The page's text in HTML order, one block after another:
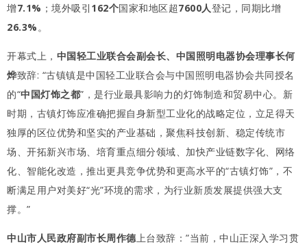
增7.1% ；境外吸引 162个国家和地区超7600人登记，同期比增
26.3%。
开幕式上， 中国轻工业联合会副会长、中国照明电器协会理事长何
烨致辞: “古镇镇是中国轻工业联合会与中国照明电器协会共同授名
的“中国灯饰之都”，是行业最具影响力的灯饰制造和贸易中心。新
时期，古镇灯饰应准确把握自身新型工业化的战略定位，立足得天
独厚的区位优势和坚实的产业基础，聚焦科技创新、稳定传统市
场、开拓新兴市场、培育重点细分领域、加快产业链数字化、网络
化、智能化改造，推出更具竞争优势和更高水平的“古镇灯饰”，不
断满足用户对美好“光”环境的需求，为行业新质发展提供强大支
撑。”
中山市人民政府副市长周作德上台致辞：”当前，中山正深入学习贯